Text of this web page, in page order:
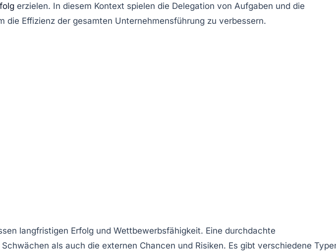
erzielen. In diesem Kontext spielen die Delegation von Aufgaben und die
die Effizienz der gesamten Unternehmensführung zu verbessern.
langfristigen Erfolg und Wettbewerbsfähigkeit. Eine durchdachte
als auch die externen Chancen und Risiken. Es gibt verschiedene